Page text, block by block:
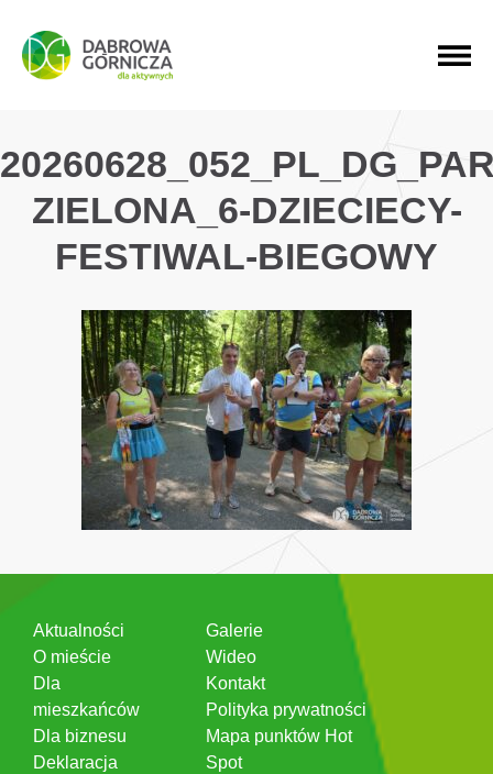
PRZEJDŹ DO MENU GŁÓWNEGO
PRZEJDŹ DO WYSZUKIWARKI
PRZEJDŹ DO TREŚCI
ZIELONA_6-DZIECIECY-
FESTIWAL-BIEGOWY
Aktualności
O mieście
Dla
mieszkańców
Dla biznesu
Deklaracja
Galerie
Wideo
Kontakt
Polityka prywatności
Mapa punktów Hot
Spot